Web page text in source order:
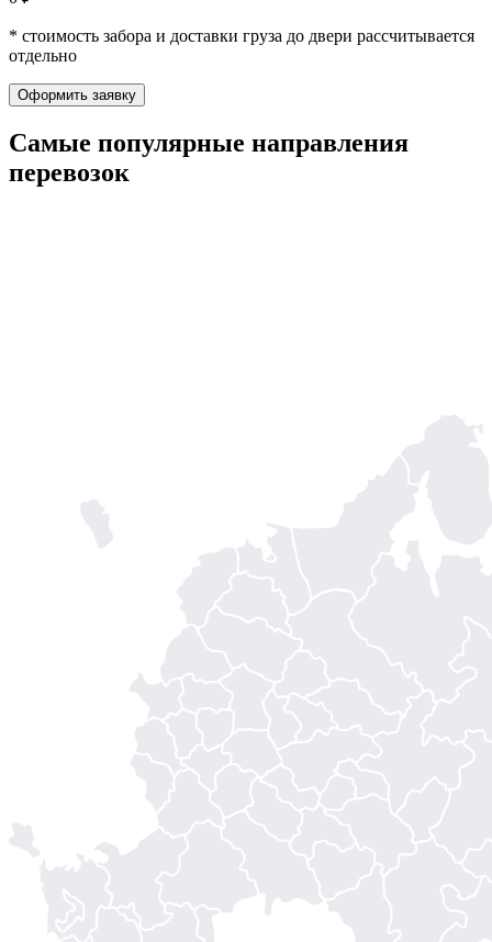
* стоимость забора и доставки груза до двери рассчитывается
отдельно
Оформить заявку
Самые популярные направления
перевозок